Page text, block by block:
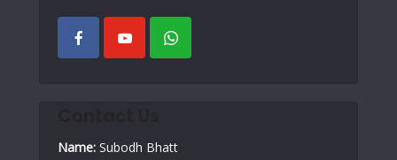
Name: Subodh Bhatt